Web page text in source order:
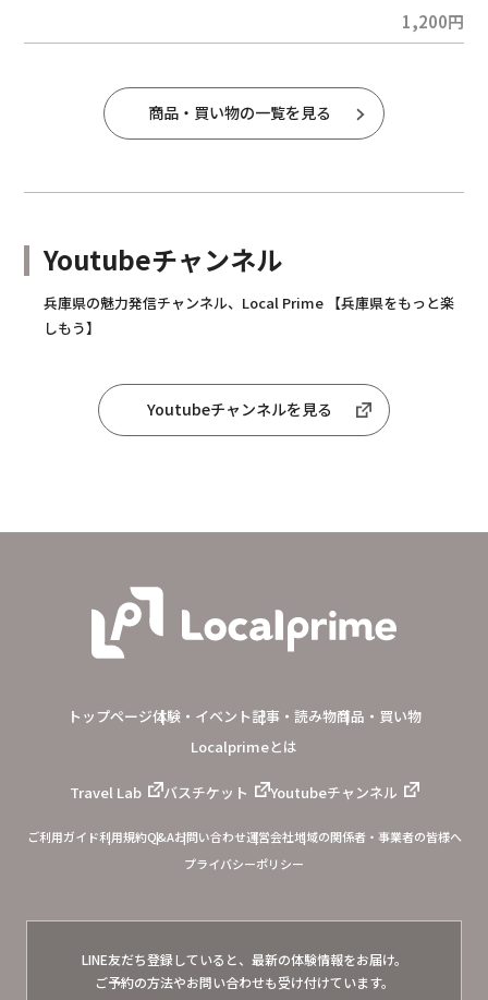
1,200円
商品・買い物の一覧を見る
Youtubeチャンネル
兵庫県の魅力発信チャンネル、Local Prime 【兵庫県をもっと楽
しもう】
Youtubeチャンネルを見る
トップページ体験・イベント記事・読み物商品・買い物
Localprimeとは
Travel Lab バスチケット Youtubeチャンネル
ご利用ガイド利用規約Q&Aお問い合わせ運営会社地域の関係者・事業者の皆様へ
プライバシーポリシー
LINE友だち登録していると、 最新の体験情報をお届け。
ご予約の方法やお問い合わせも受け付けています。